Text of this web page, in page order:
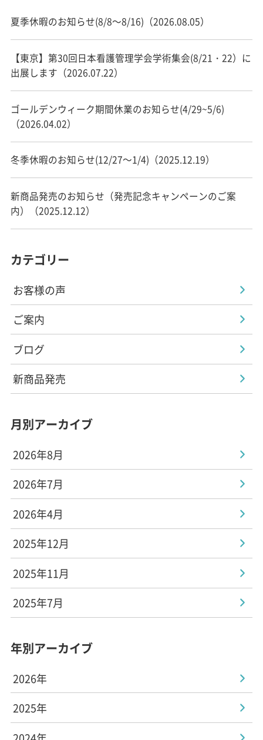
夏季休暇のお知らせ(8/8～8/16)（2026.08.05）
【東京】第30回日本看護管理学会学術集会(8/21・22）に
出展します（2026.07.22）
ゴールデンウィーク期間休業のお知らせ(4/29~5/6)
（2026.04.02）
冬季休暇のお知らせ(12/27～1/4)（2025.12.19）
新商品発売のお知らせ（発売記念キャンペーンのご案
内）（2025.12.12）
カテゴリー
お客様の声
ご案内
ブログ
新商品発売
月別アーカイブ
2026年8月
2026年7月
2026年4月
2025年12月
2025年11月
2025年7月
年別アーカイブ
2026年
2025年